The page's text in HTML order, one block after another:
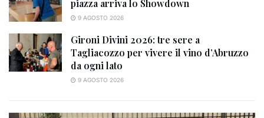
piazza arriva lo Showdown
9 AGOSTO 2026
Gironi Divini 2026: tre sere a
Tagliacozzo per vivere il vino d’Abruzzo
da ogni lato
9 AGOSTO 2026